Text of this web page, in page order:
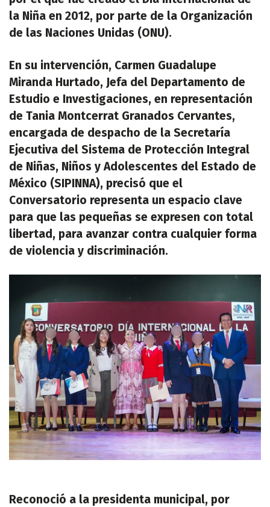
la Niña en 2012, por parte de la Organización
de las Naciones Unidas (ONU).
En su intervención, Carmen Guadalupe
Miranda Hurtado, Jefa del Departamento de
Estudio e Investigaciones, en representación
de Tania Montcerrat Granados Cervantes,
encargada de despacho de la Secretaría
Ejecutiva del Sistema de Protección Integral
de Niñas, Niños y Adolescentes del Estado de
México (SIPINNA), precisó que el
Conversatorio representa un espacio clave
para que las pequeñas se expresen con total
libertad, para avanzar contra cualquier forma
de violencia y discriminación.
Reconoció a la presidenta municipal, por